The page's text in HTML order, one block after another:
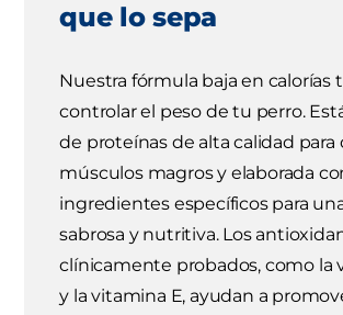
que lo sepa
Nuestra fórmula baja en calorías
controlar el peso de tu perro.
de proteínas de alta calidad para
músculos magros y elaborada
ingredientes específicos para
sabrosa y nutritiva. Los
clínicamente probados, como la
y la vitamina E, ayudan a